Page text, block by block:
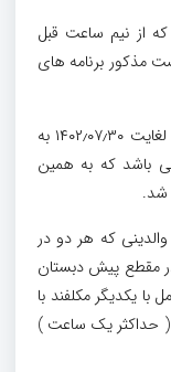
از نیم ساعت قبل
مذکور برنامه های
۲ ساعت آغاز به کار ادارات از تاریخ ۱۴۰۲٫۰۷٫۰۱ لغایت ۱۴۰۲٫۰۷٫۳۰ به
شناور از ساعت ۷:۰۰ تا ساعت ۸:۰۰ می باشد که به همین
شد.
که هر دو در
مقطع پیش دبستان
یکدیگر مکلفند با
( حداکثر یک ساعت )